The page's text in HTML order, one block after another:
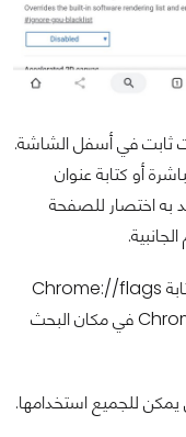
ثابت في أسفل الشاشة.
أو كتابة عنوان
به اختصار للصفحة
لتفعيل تلك الخاصية كل ما عليك فعله هو كتابة Chrome://flags
في شريط العناوين ثم البحث عن Chrome Home في مكان البحث
يمكن للجميع استخدامها.